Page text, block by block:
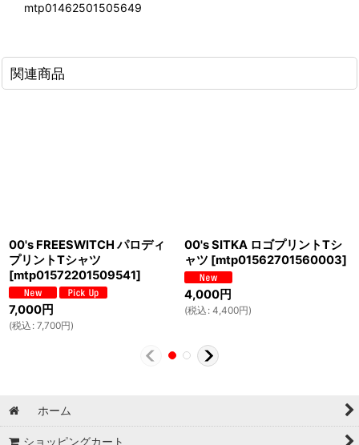
mtp01462501505649
関連商品
00's FREESWITCH パロディ
プリントTシャツ
[mtp01572201509541]
7,000円
(税込 : 7,700円)
00's SITKA ロゴプリントTシ
ャツ [mtp01562701560003]
4,000円
(税込 : 4,400円)
ホーム
ショッピングカート